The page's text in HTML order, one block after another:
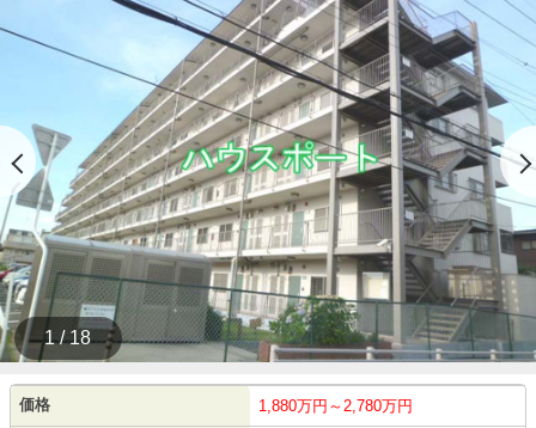
1 / 18
価格 1,880万円～2,780万円